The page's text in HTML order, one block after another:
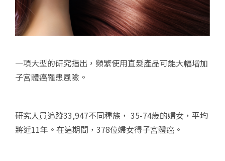
一項大型的研究指出，頻繁使用直髮產品可能大幅增加
子宮體癌罹患風險。
研究人員追蹤33,947不同種族， 35-74歲的婦女，平均
將近11年。在這期間，378位婦女得子宮體癌。